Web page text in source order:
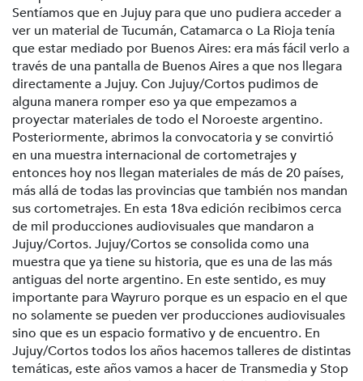
Sentíamos que en Jujuy para que uno pudiera acceder a
ver un material de Tucumán, Catamarca o La Rioja tenía
que estar mediado por Buenos Aires: era más fácil verlo a
través de una pantalla de Buenos Aires a que nos llegara
directamente a Jujuy. Con Jujuy/Cortos pudimos de
alguna manera romper eso ya que empezamos a
proyectar materiales de todo el Noroeste argentino.
Posteriormente, abrimos la convocatoria y se convirtió
en una muestra internacional de cortometrajes y
entonces hoy nos llegan materiales de más de 20 países,
más allá de todas las provincias que también nos mandan
sus cortometrajes. En esta 18va edición recibimos cerca
de mil producciones audiovisuales que mandaron a
Jujuy/Cortos. Jujuy/Cortos se consolida como una
muestra que ya tiene su historia, que es una de las más
antiguas del norte argentino. En este sentido, es muy
importante para Wayruro porque es un espacio en el que
no solamente se pueden ver producciones audiovisuales
sino que es un espacio formativo y de encuentro. En
Jujuy/Cortos todos los años hacemos talleres de distintas
temáticas, este años vamos a hacer de Transmedia y Stop